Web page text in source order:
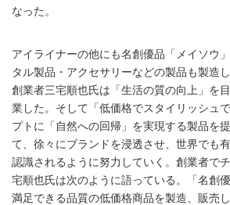
なった。
アイライナーの他にも名創優品「メイソウ
タル製品・アクセサリーなどの製品も製造
創業者三宅順也氏は「生活の質の向上」を
業した。そして「低価格でスタイリッシュ
プトに「自然への回帰」を実現する製品を
て、徐々にブランドを浸透させ、世界でも
認識されるように努力していく。創業者で
宅順也氏は次のように語っている。「名創
満足できる品質の低価格商品を製造、販売